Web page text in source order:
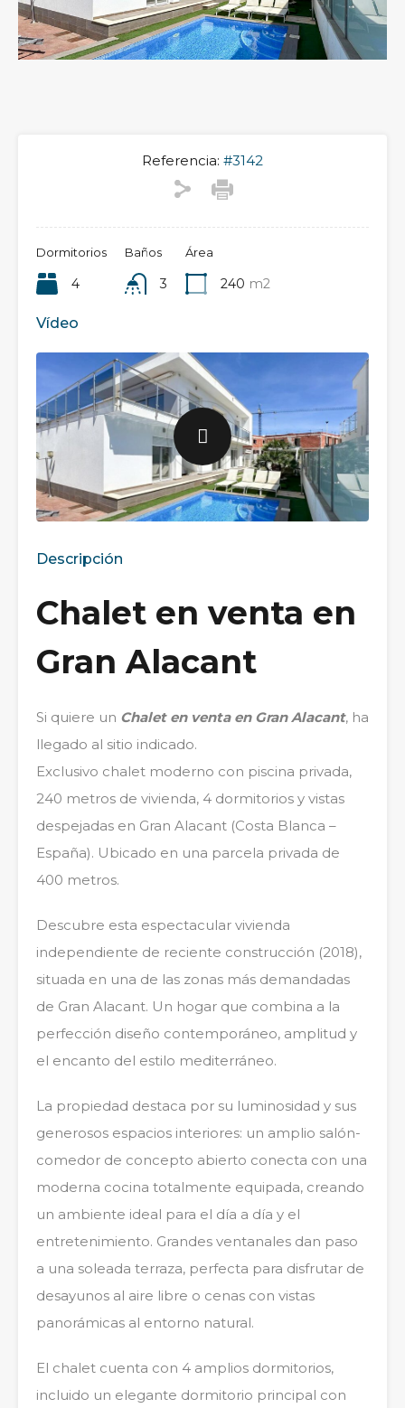
Referencia: #3142
Dormitorios
4
Baños
3
Área
240 m2
Vídeo
Descripción
Chalet en venta en
Gran Alacant
Si quiere un Chalet en venta en Gran Alacant, ha
llegado al sitio indicado.
Exclusivo chalet moderno con piscina privada,
240 metros de vivienda, 4 dormitorios y vistas
despejadas en Gran Alacant (Costa Blanca –
España). Ubicado en una parcela privada de
400 metros.
Descubre esta espectacular vivienda
independiente de reciente construcción (2018),
situada en una de las zonas más demandadas
de Gran Alacant. Un hogar que combina a la
perfección diseño contemporáneo, amplitud y
el encanto del estilo mediterráneo.
La propiedad destaca por su luminosidad y sus
generosos espacios interiores: un amplio salón-
comedor de concepto abierto conecta con una
moderna cocina totalmente equipada, creando
un ambiente ideal para el día a día y el
entretenimiento. Grandes ventanales dan paso
a una soleada terraza, perfecta para disfrutar de
desayunos al aire libre o cenas con vistas
panorámicas al entorno natural.
El chalet cuenta con 4 amplios dormitorios,
incluido un elegante dormitorio principal con